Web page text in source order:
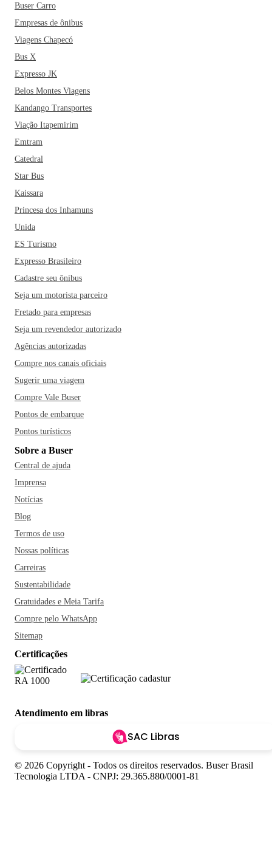
Buser Carro
Empresas de ônibus
Viagens Chapecó
Bus X
Expresso JK
Belos Montes Viagens
Kandango Transportes
Viação Itapemirim
Emtram
Catedral
Star Bus
Kaissara
Princesa dos Inhamuns
Unida
ES Turismo
Expresso Brasileiro
Cadastre seu ônibus
Seja um motorista parceiro
Fretado para empresas
Seja um revendedor autorizado
Agências autorizadas
Compre nos canais oficiais
Sugerir uma viagem
Compre Vale Buser
Pontos de embarque
Pontos turísticos
Sobre a Buser
Central de ajuda
Imprensa
Notícias
Blog
Termos de uso
Nossas políticas
Carreiras
Sustentabilidade
Gratuidades e Meia Tarifa
Compre pelo WhatsApp
Sitemap
Certificações
Atendimento em libras
SAC Libras
© 2026 Copyright - Todos os direitos reservados. Buser Brasil
Tecnologia LTDA - CNPJ: 29.365.880/0001-81